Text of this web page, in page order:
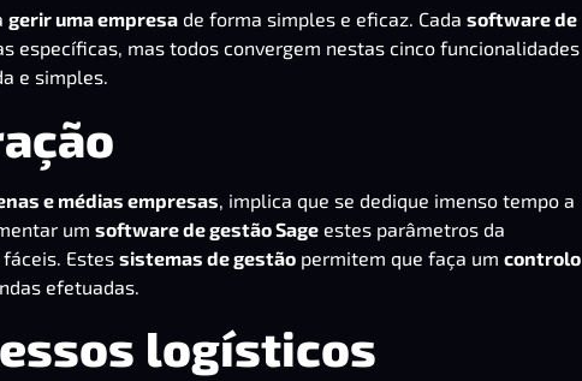
gerir uma empresa de forma simples e eficaz. Cada software de
específicas, mas todos convergem nestas cinco funcionalidades
e simples.
e médias empresas , implica que se dedique imenso tempo a
um software de gestão Sage estes parâmetros da
Estes sistemas de gestão permitem que faça um controlo
efetuadas.
logísticos